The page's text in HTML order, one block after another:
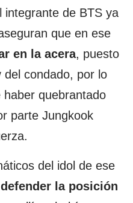
integrante de BTS ya
que en ese
en la acera, puesto
condado, por lo
quebrantado
parte Jungkook
del idol de ese
defender la posición